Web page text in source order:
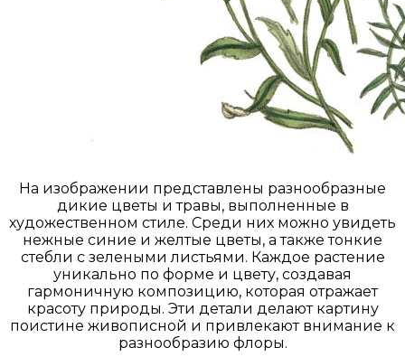
На изображении представлены разнообразные
дикие цветы и травы, выполненные в
художественном стиле. Среди них можно увидеть
нежные синие и желтые цветы, а также тонкие
стебли с зелеными листьями. Каждое растение
уникально по форме и цвету, создавая
гармоничную композицию, которая отражает
красоту природы. Эти детали делают картину
поистине живописной и привлекают внимание к
разнообразию флоры.